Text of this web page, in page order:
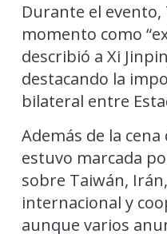
Durante el
momento como
describió a Xi
destacando la
bilateral entre
Además de la
estuvo marcada
sobre Taiwán,
internacional y
aunque varios